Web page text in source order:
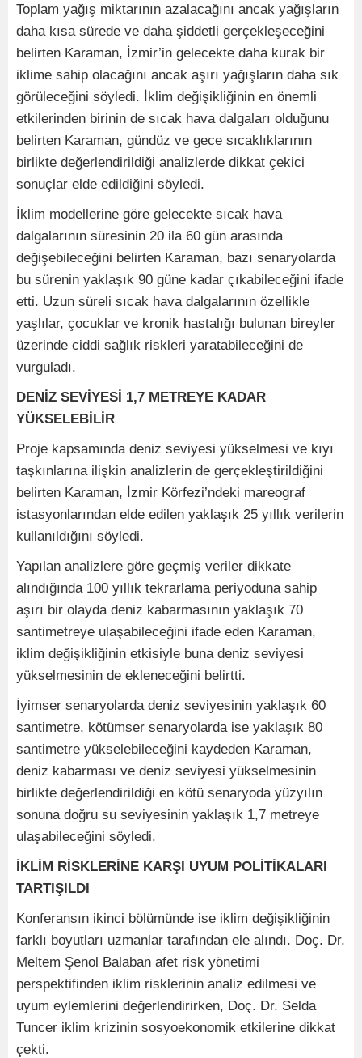
Toplam yağış miktarının azalacağını ancak yağışların
daha kısa sürede ve daha şiddetli gerçekleşeceğini
belirten Karaman, İzmir’in gelecekte daha kurak bir
iklime sahip olacağını ancak aşırı yağışların daha sık
görüleceğini söyledi. İklim değişikliğinin en önemli
etkilerinden birinin de sıcak hava dalgaları olduğunu
belirten Karaman, gündüz ve gece sıcaklıklarının
birlikte değerlendirildiği analizlerde dikkat çekici
sonuçlar elde edildiğini söyledi.
İklim modellerine göre gelecekte sıcak hava
dalgalarının süresinin 20 ila 60 gün arasında
değişebileceğini belirten Karaman, bazı senaryolarda
bu sürenin yaklaşık 90 güne kadar çıkabileceğini ifade
etti. Uzun süreli sıcak hava dalgalarının özellikle
yaşlılar, çocuklar ve kronik hastalığı bulunan bireyler
üzerinde ciddi sağlık riskleri yaratabileceğini de
vurguladı.
DENİZ SEVİYESİ 1,7 METREYE KADAR
YÜKSELEBİLİR
Proje kapsamında deniz seviyesi yükselmesi ve kıyı
taşkınlarına ilişkin analizlerin de gerçekleştirildiğini
belirten Karaman, İzmir Körfezi’ndeki mareograf
istasyonlarından elde edilen yaklaşık 25 yıllık verilerin
kullanıldığını söyledi.
Yapılan analizlere göre geçmiş veriler dikkate
alındığında 100 yıllık tekrarlama periyoduna sahip
aşırı bir olayda deniz kabarmasının yaklaşık 70
santimetreye ulaşabileceğini ifade eden Karaman,
iklim değişikliğinin etkisiyle buna deniz seviyesi
yükselmesinin de ekleneceğini belirtti.
İyimser senaryolarda deniz seviyesinin yaklaşık 60
santimetre, kötümser senaryolarda ise yaklaşık 80
santimetre yükselebileceğini kaydeden Karaman,
deniz kabarması ve deniz seviyesi yükselmesinin
birlikte değerlendirildiği en kötü senaryoda yüzyılın
sonuna doğru su seviyesinin yaklaşık 1,7 metreye
ulaşabileceğini söyledi.
İKLİM RİSKLERİNE KARŞI UYUM POLİTİKALARI
TARTIŞILDI
Konferansın ikinci bölümünde ise iklim değişikliğinin
farklı boyutları uzmanlar tarafından ele alındı. Doç. Dr.
Meltem Şenol Balaban afet risk yönetimi
perspektifinden iklim risklerinin analiz edilmesi ve
uyum eylemlerini değerlendirirken, Doç. Dr. Selda
Tuncer iklim krizinin sosyoekonomik etkilerine dikkat
çekti.